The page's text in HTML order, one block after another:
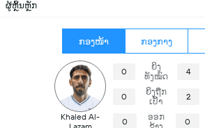
ຜູ້ຫຼິ້ນຫຼັກ
ກອງໜ້າ ກອງກາງ
Khaled Al-
0
ຍິງ
ທັງໝົດ
4
0
ຍິງຖືກ
ເປົ້າ
2
0
ອອກ
0